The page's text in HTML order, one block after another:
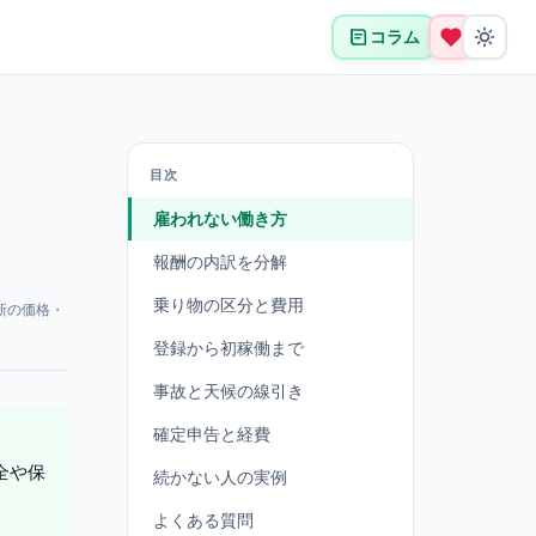
コラム
価格・
や保
目次
雇われない働き方
報酬の内訳を分解
乗り物の区分と費用
登録から初稼働まで
事故と天候の線引き
確定申告と経費
続かない人の実例
よくある質問